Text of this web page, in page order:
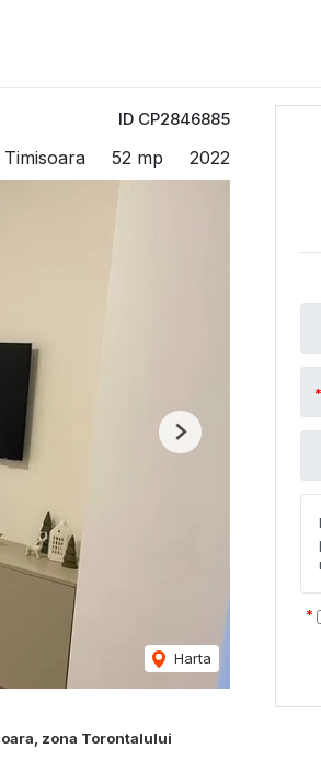
ID CP2846885
52 mp 2022
Harta
Next
zona Torontalului